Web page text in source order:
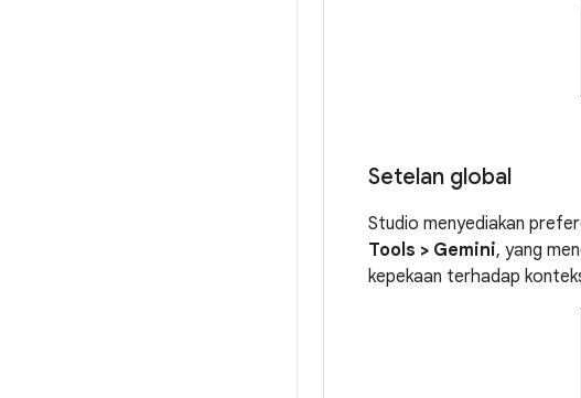
Setelan global
Studio menyediakan
Tools > Gemini, yang
kepekaan terhadap